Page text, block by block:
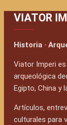
VIATOR
Historia ·
Viator Imperi
arqueológica
Egipto, China y
Artículos,
culturales para